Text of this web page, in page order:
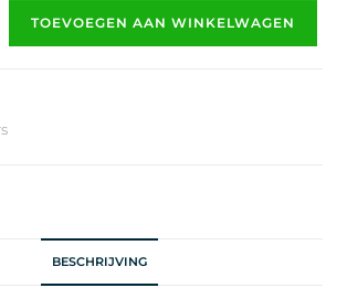
TOEVOEGEN AAN WINKELWAGEN
BESCHRIJVING